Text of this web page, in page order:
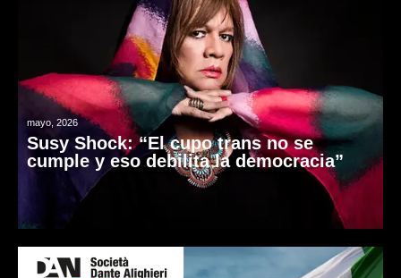
mayo, 2026
Susy Shock: “El cupo trans no se
cumple y eso debilita la democracia”